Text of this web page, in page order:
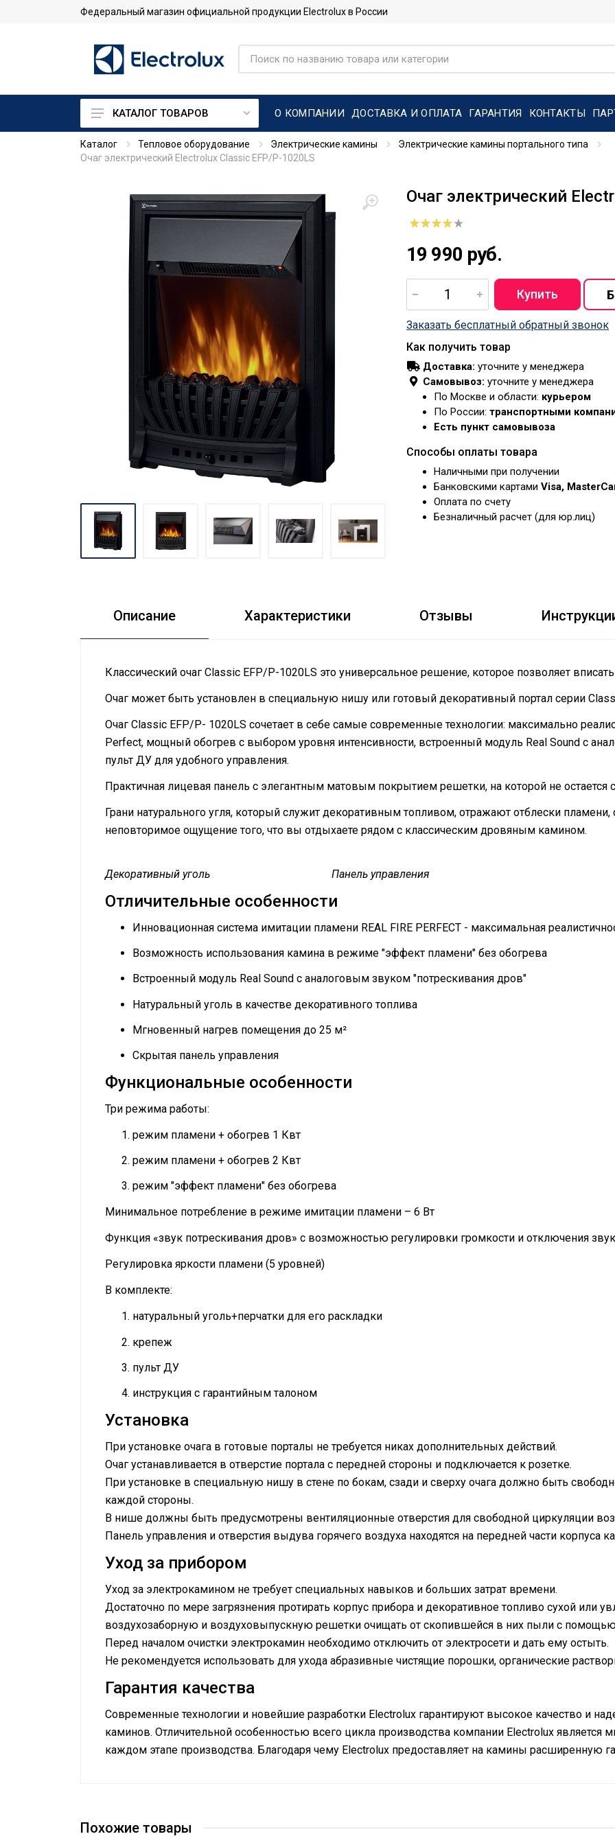
Федеральный магазин официальной продукции Electrolux в России
Кондиционеры
Системы промышленного
кондиционирования
КАТАЛОГ ТОВАРОВ О КОМПАНИИ ДОСТАВКА И ОПЛАТА ГАРАНТИЯ КОНТАКТЫ
Каталог Тепловое оборудование Электрические камины
Электрические камины портального типа
Очаг электрический Electrolux Classic EFP/P-1020LS
Очаг электрический
19 990 руб.
Заказать бесплатный обратный звонок
Как получить товар
Доставка: уточните у менеджера
Самовывоз: уточните у менеджера
По Москве и области: курьером
По России: транспортными
Есть пункт самовывоза
Способы оплаты товара
Наличными при получении
Банковскими картами Visa,
Оплата по счету
Безналичный расчет (для юр.лиц)
Описание Характеристики Отзывы
Классический очаг Classic EFP/P-1020LS это универсальное решение, которое позволяет
Очаг может быть установлен в специальную нишу или готовый декоративный портал серии
Очаг Classic EFP/P- 1020LS сочетает в себе самые современные технологии: максимально
Perfect, мощный обогрев с выбором уровня интенсивности, встроенный модуль Real Sound с
пульт ДУ для удобного управления.
Практичная лицевая панель с элегантным матовым покрытием решетки, на которой не остается
Грани натурального угля, который служит декоративным топливом, отражают отблески
неповторимое ощущение того, что вы отдыхаете рядом с классическим дровяным камином.
Декоративный уголь Панель управления
Отличительные особенности
Инновационная система имитации пламени REAL FIRE PERFECT - максимальная
Возможность использования камина в режиме "эффект пламени" без обогрева
Встроенный модуль Real Sound с аналоговым звуком "потрескивания дров"
Натуральный уголь в качестве декоративного топлива
Мгновенный нагрев помещения до 25 м²
Скрытая панель управления
Функциональные особенности
Три режима работы:
режим пламени + обогрев 1 Квт
режим пламени + обогрев 2 Квт
режим "эффект пламени" без обогрева
Минимальное потребление в режиме имитации пламени – 6 Вт
Функция «звук потрескивания дров» с возможностью регулировки громкости и отключения
Регулировка яркости пламени (5 уровней)
В комплекте:
натуральный уголь+перчатки для его раскладки
крепеж
пульт ДУ
инструкция с гарантийным талоном
Установка
При установке очага в готовые порталы не требуется никах дополнительных действий.
Очаг устанавливается в отверстие портала с передней стороны и подключается к розетке.
При установке в специальную нишу в стене по бокам, сзади и сверху очага должно быть
каждой стороны.
В нише должны быть предусмотрены вентиляционные отверстия для свободной циркуляции
Панель управления и отверстия выдува горячего воздуха находятся на передней части корпуса
Уход за прибором
Уход за электрокамином не требует специальных навыков и больших затрат времени.
Достаточно по мере загрязнения протирать корпус прибора и декоративное топливо сухой или
воздухозаборную и воздуховыпускную решетки очищать от скопившейся в них пыли с
Перед началом очистки электрокамин необходимо отключить от электросети и дать ему остыть.
Не рекомендуется использовать для ухода абразивные чистящие порошки, органические
Гарантия качества
Современные технологии и новейшие разработки Electrolux гарантируют высокое качество и
каминов. Отличительной особенностью всего цикла производства компании Electrolux является
каждом этапе производства. Благодаря чему Electrolux предоставляет на камины расширенную
Тип внутреннего экрана
Похожие товары